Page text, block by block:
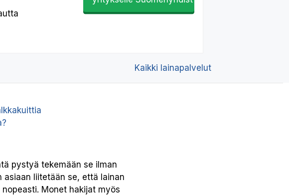
Kaikki lainapalvelut
pystyä tekemään se ilman
asiaan liitetään se, että lainan
Monet hakijat myös